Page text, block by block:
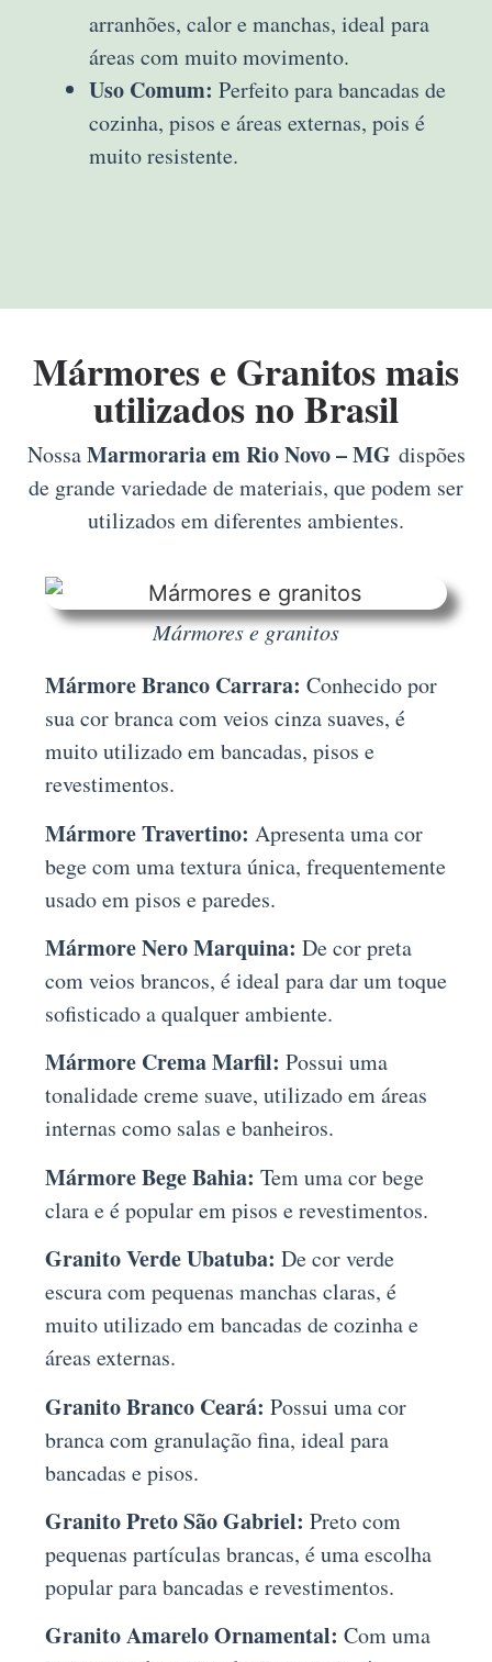
arranhões, calor e manchas, ideal para
áreas com muito movimento.
Uso Comum: Perfeito para bancadas de
cozinha, pisos e áreas externas, pois é
muito resistente.
Mármores e Granitos mais
utilizados no Brasil
NossaMarmoraria em Rio Novo – MG dispões
de grande variedade de materiais, que podem ser
utilizados em diferentes ambientes.
Mármores e granitos
Mármore Branco Carrara: Conhecido por
sua cor branca com veios cinza suaves, é
muito utilizado em bancadas, pisos e
revestimentos.
Mármore Travertino: Apresenta uma cor
bege com uma textura única, frequentemente
usado em pisos e paredes.
Mármore Nero Marquina: De cor preta
com veios brancos, é ideal para dar um toque
sofisticado a qualquer ambiente.
Mármore Crema Marfil: Possui uma
tonalidade creme suave, utilizado em áreas
internas como salas e banheiros.
Mármore Bege Bahia: Tem uma cor bege
clara e é popular em pisos e revestimentos.
Granito Verde Ubatuba: De cor verde
escura com pequenas manchas claras, é
muito utilizado em bancadas de cozinha e
áreas externas.
Granito Branco Ceará: Possui uma cor
branca com granulação fina, ideal para
bancadas e pisos.
Granito Preto São Gabriel: Preto com
pequenas partículas brancas, é uma escolha
popular para bancadas e revestimentos.
Granito Amarelo Ornamental: Com uma